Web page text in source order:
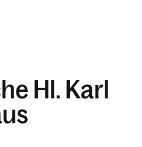
Hl. Karl